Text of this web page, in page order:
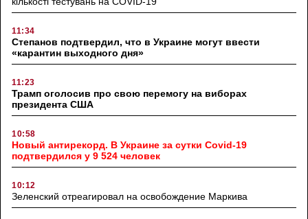
11:34
Степанов подтвердил, что в Украине могут ввести
«карантин выходного дня»
11:23
Трамп оголосив про свою перемогу на виборах
президента США
10:58
Новый антирекорд. В Украине за сутки Covid-19
подтвердился у 9 524 человек
10:12
Зеленский отреагировал на освобождение Маркива